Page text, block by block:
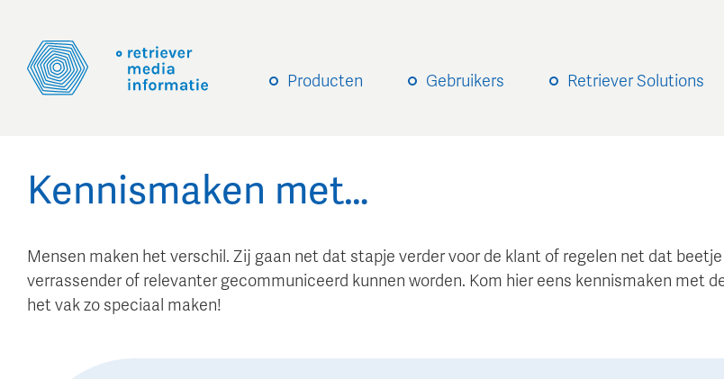
Producten Gebruikers Retriever Solutions
Kennismaken met…
Mensen maken het verschil. Zij gaan net dat stapje verder voor de klant of regelen net dat
verrassender of relevanter gecommuniceerd kunnen worden. Kom hier eens kennismaken met
het vak zo speciaal maken!